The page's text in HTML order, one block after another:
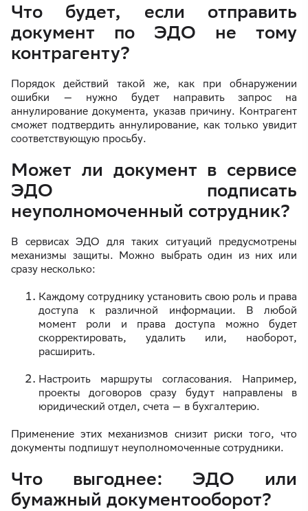
Что будет, если отправить
документ по ЭДО не тому
контрагенту?
Порядок действий такой же, как при обнаружении
ошибки — нужно будет направить запрос на
аннулирование документа, указав причину. Контрагент
сможет подтвердить аннулирование, как только увидит
соответствующую просьбу.
Может ли документ в сервисе
ЭДО подписать
неуполномоченный сотрудник?
В сервисах ЭДО для таких ситуаций предусмотрены
механизмы защиты. Можно выбрать один из них или
сразу несколько:
Каждому сотруднику установить свою роль и права
доступа к различной информации. В любой
момент роли и права доступа можно будет
скорректировать, удалить или, наоборот,
расширить.
Настроить маршруты согласования. Например,
проекты договоров сразу будут направлены в
юридический отдел, счета — в бухгалтерию.
Применение этих механизмов снизит риски того, что
документы подпишут неуполномоченные сотрудники.
Что выгоднее: ЭДО или
бумажный документооборот?